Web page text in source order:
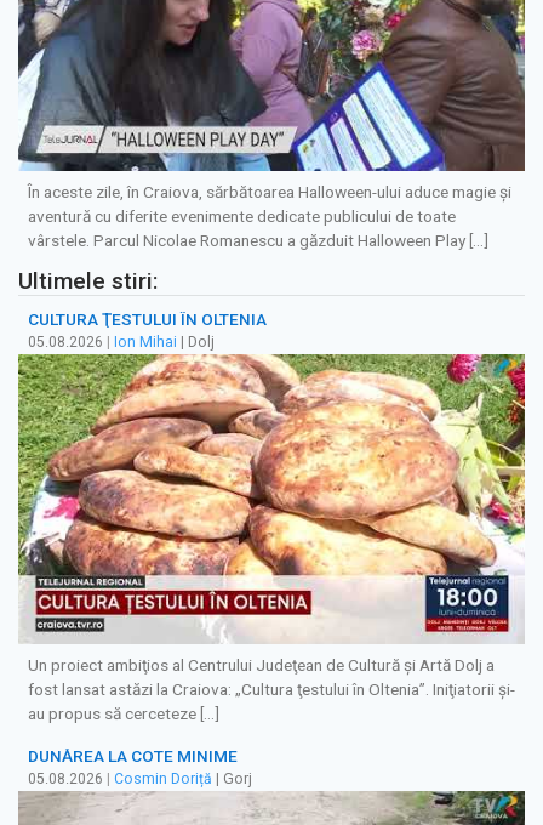
În aceste zile, în Craiova, sărbătoarea Halloween-ului aduce magie şi
aventură cu diferite evenimente dedicate publicului de toate
vârstele. Parcul Nicolae Romanescu a găzduit Halloween Play […]
Ultimele stiri:
CULTURA ŢESTULUI ÎN OLTENIA
05.08.2026 Ion Mihai | Dolj
Un proiect ambiţios al Centrului Judeţean de Cultură şi Artă Dolj a
fost lansat astăzi la Craiova: „Cultura ţestului în Oltenia”. Iniţiatorii şi-
au propus să cerceteze […]
DUNĂREA LA COTE MINIME
05.08.2026 | Cosmin Doriță | Gorj